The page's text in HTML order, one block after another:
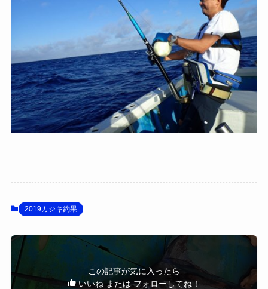
2019カジキ釣果
この記事が気に入ったら
いいね または フォローしてね！